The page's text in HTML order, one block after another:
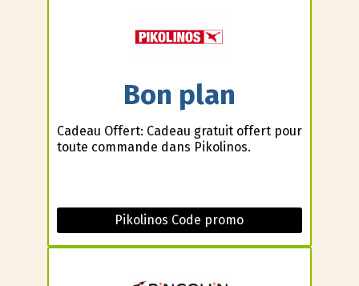
Bon plan
Cadeau Offert: Cadeau gratuit offert pour
toute commande dans Pikolinos.
Pikolinos Code promo